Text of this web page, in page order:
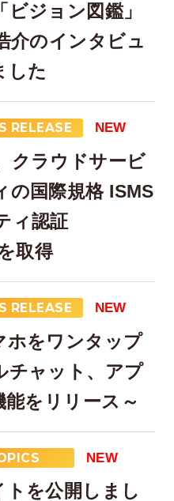
ジョン図鑑」
介のインタビュ
した
RELEASE NEW
クラウドサービ
の国際規格 ISMS
ィ認証
取得
RELEASE NEW
ホをワンタップ
チャット、アプ
能をリリース～
NEW
トを公開しまし